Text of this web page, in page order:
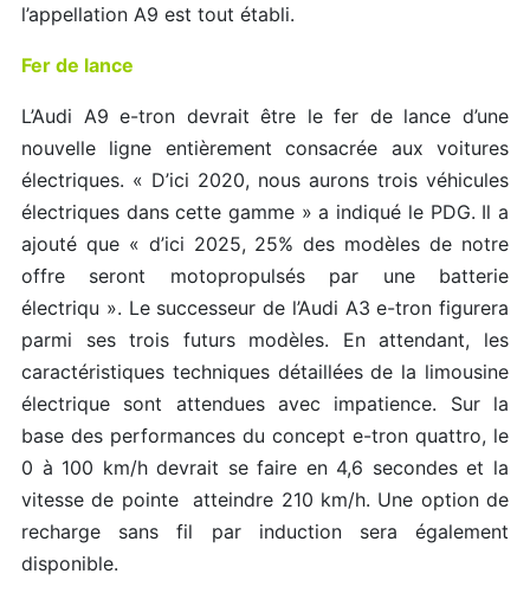
l’appellation A9 est tout établi.
Fer de lance
L’Audi A9 e-tron devrait être le fer de lance d’une
nouvelle ligne entièrement consacrée aux voitures
électriques. « D’ici 2020, nous aurons trois véhicules
électriques dans cette gamme » a indiqué le PDG. Il a
ajouté que « d’ici 2025, 25% des modèles de notre
offre seront motopropulsés par une batterie
électriqu ». Le successeur de l’Audi A3 e-tron figurera
parmi ses trois futurs modèles. En attendant, les
caractéristiques techniques détaillées de la limousine
électrique sont attendues avec impatience. Sur la
base des performances du concept e-tron quattro, le
0 à 100 km/h devrait se faire en 4,6 secondes et la
vitesse de pointe atteindre 210 km/h. Une option de
recharge sans fil par induction sera également
disponible.